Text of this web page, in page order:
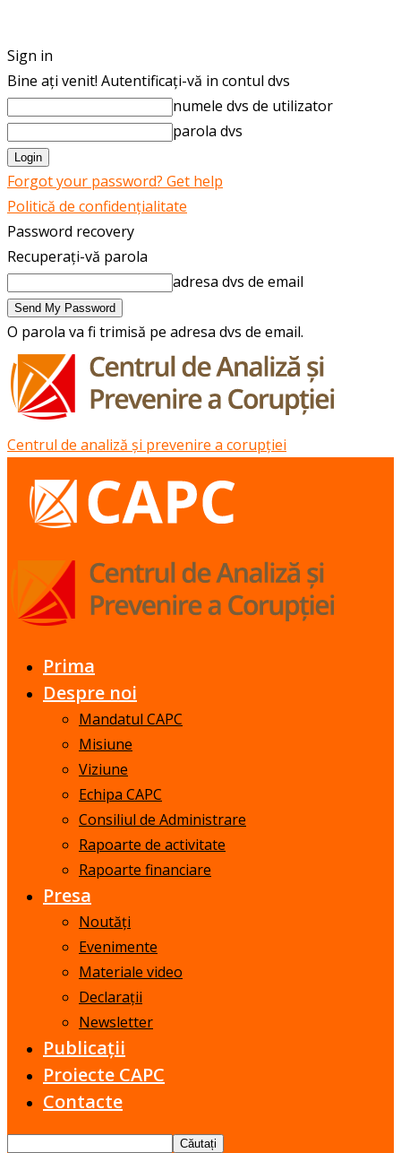
Sign in
Bine ați venit! Autentificați-vă in contul dvs
numele dvs de utilizator
parola dvs
Forgot your password? Get help
Politică de confidențialitate
Password recovery
Recuperați-vă parola
adresa dvs de email
O parola va fi trimisă pe adresa dvs de email.
Centrul de analiză și prevenire a corupției
Prima
Despre noi
Mandatul CAPC
Misiune
Viziune
Echipa CAPC
Consiliul de Administrare
Rapoarte de activitate
Rapoarte financiare
Presa
Noutăți
Evenimente
Materiale video
Declarații
Newsletter
Publicații
Proiecte CAPC
Contacte